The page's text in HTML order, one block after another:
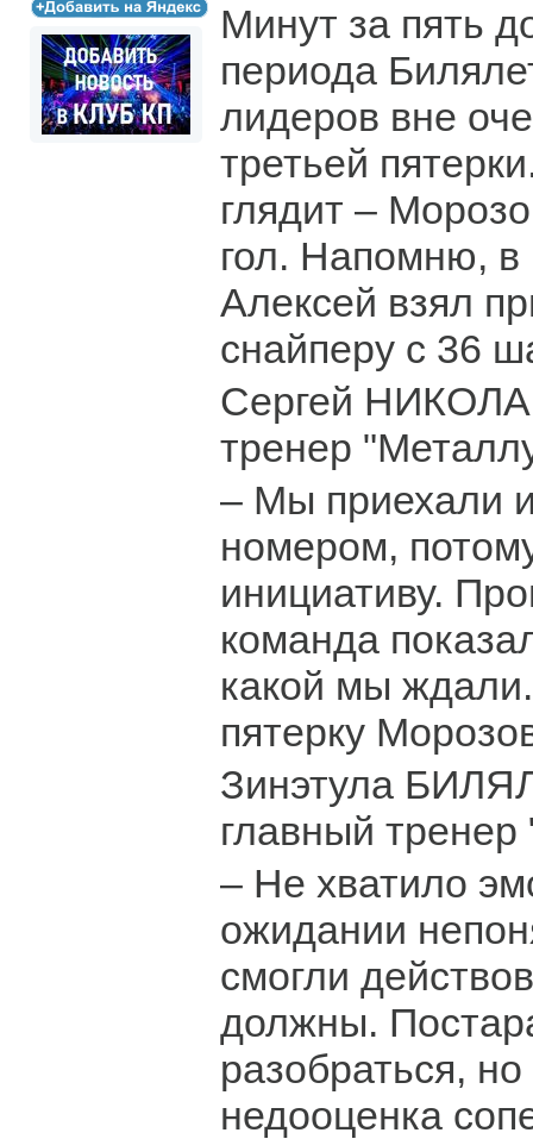
Минут за пять
периода
лидеров вне
третьей
глядит –
гол. Напомню,
Алексей взял
снайперу с 36
Сергей
тренер
– Мы приехали
номером,
инициативу.
команда
какой мы
пятерку
Зинэтула
главный
– Не хватило
ожидании
смогли
должны.
разобраться,
недооценка